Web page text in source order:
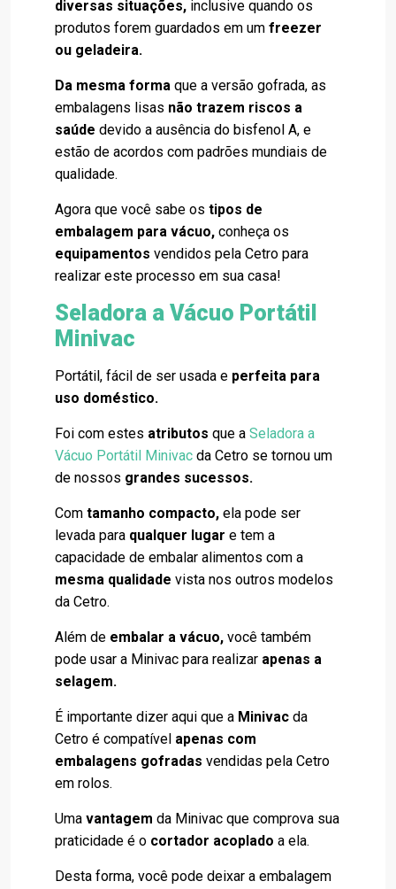
diversas situações, inclusive quando os
produtos forem guardados em um freezer
ou geladeira.
Da mesma forma que a versão gofrada, as
embalagens lisas não trazem riscos a
saúde devido a ausência do bisfenol A, e
estão de acordos com padrões mundiais de
qualidade.
Agora que você sabe os tipos de
embalagem para vácuo, conheça os
equipamentos vendidos pela Cetro para
realizar este processo em sua casa!
Seladora a Vácuo Portátil
Minivac
Portátil, fácil de ser usada e perfeita para
uso doméstico.
Foi com estes atributos que a Seladora a
Vácuo Portátil Minivac da Cetro se tornou um
de nossos grandes sucessos.
Com tamanho compacto, ela pode ser
levada para qualquer lugar e tem a
capacidade de embalar alimentos com a
mesma qualidade vista nos outros modelos
da Cetro.
Além de embalar a vácuo, você também
pode usar a Minivac para realizar apenas a
selagem.
É importante dizer aqui que a Minivac da
Cetro é compatível apenas com
embalagens gofradas vendidas pela Cetro
em rolos.
Uma vantagem da Minivac que comprova sua
praticidade é o cortador acoplado a ela.
Desta forma, você pode deixar a embalagem